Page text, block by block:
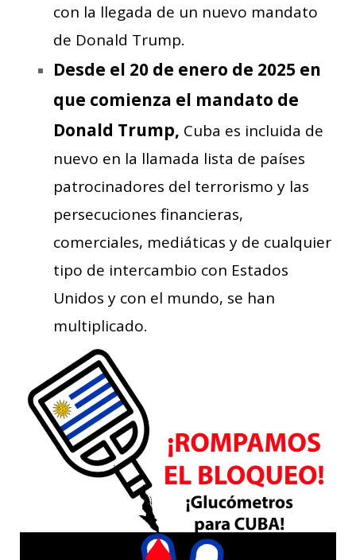
con la llegada de un nuevo mandato
de Donald Trump.
Desde el 20 de enero de 2025 en
que comienza el mandato de
Donald Trump, Cuba es incluida de
nuevo en la llamada lista de países
patrocinadores del terrorismo y las
persecuciones financieras,
comerciales, mediáticas y de cualquier
tipo de intercambio con Estados
Unidos y con el mundo, se han
multiplicado.